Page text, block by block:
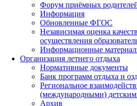
Форум приёмных
Информация
Обновленные ФГОС
Независимая оценка
осуществления
Информационные
Организация летнего отдыха
Нормативные документы
Банк программ отдыха и
Региональное
(международными)
Архив